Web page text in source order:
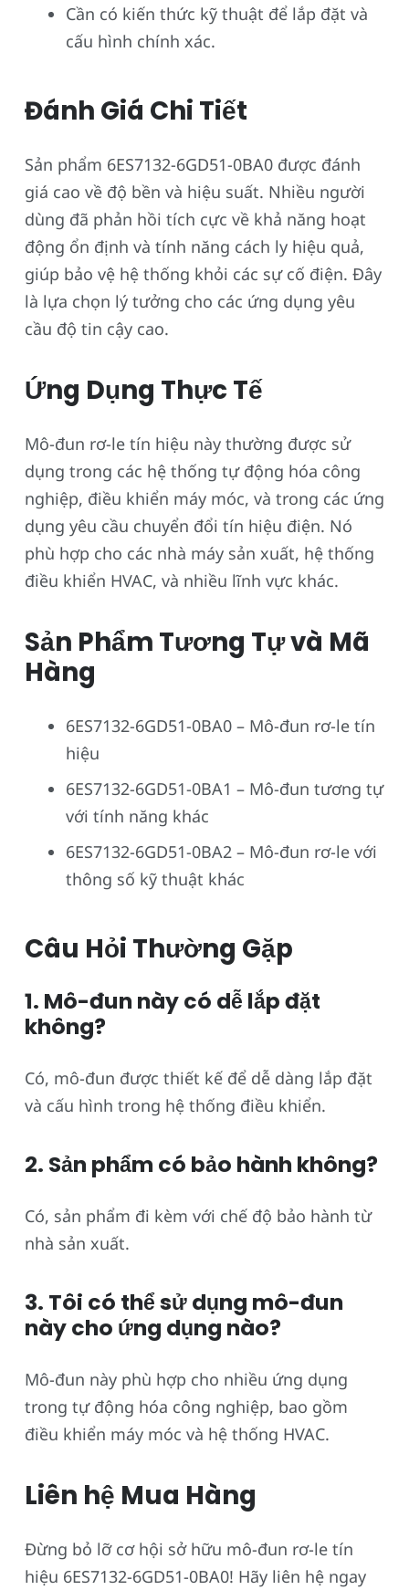
Cần có kiến thức kỹ thuật để lắp đặt và
cấu hình chính xác.
Đánh Giá Chi Tiết
Sản phẩm 6ES7132-6GD51-0BA0 được đánh
giá cao về độ bền và hiệu suất. Nhiều người
dùng đã phản hồi tích cực về khả năng hoạt
động ổn định và tính năng cách ly hiệu quả,
giúp bảo vệ hệ thống khỏi các sự cố điện. Đây
là lựa chọn lý tưởng cho các ứng dụng yêu
cầu độ tin cậy cao.
Ứng Dụng Thực Tế
Mô-đun rơ-le tín hiệu này thường được sử
dụng trong các hệ thống tự động hóa công
nghiệp, điều khiển máy móc, và trong các ứng
dụng yêu cầu chuyển đổi tín hiệu điện. Nó
phù hợp cho các nhà máy sản xuất, hệ thống
điều khiển HVAC, và nhiều lĩnh vực khác.
Sản Phẩm Tương Tự và Mã
Hàng
6ES7132-6GD51-0BA0 – Mô-đun rơ-le tín
hiệu
6ES7132-6GD51-0BA1 – Mô-đun tương tự
với tính năng khác
6ES7132-6GD51-0BA2 – Mô-đun rơ-le với
thông số kỹ thuật khác
Câu Hỏi Thường Gặp
1. Mô-đun này có dễ lắp đặt
không?
Có, mô-đun được thiết kế để dễ dàng lắp đặt
và cấu hình trong hệ thống điều khiển.
2. Sản phẩm có bảo hành không?
Có, sản phẩm đi kèm với chế độ bảo hành từ
nhà sản xuất.
3. Tôi có thể sử dụng mô-đun
này cho ứng dụng nào?
Mô-đun này phù hợp cho nhiều ứng dụng
trong tự động hóa công nghiệp, bao gồm
điều khiển máy móc và hệ thống HVAC.
Liên hệ Mua Hàng
Đừng bỏ lỡ cơ hội sở hữu mô-đun rơ-le tín
hiệu 6ES7132-6GD51-0BA0! Hãy liên hệ ngay